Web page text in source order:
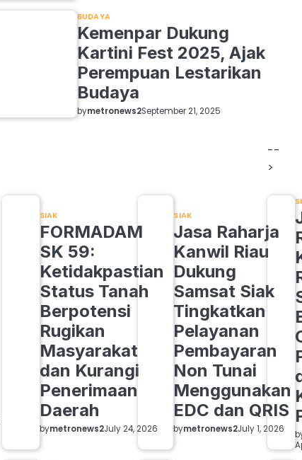
BUDAYA
Kemenpar Dukung
Kartini Fest 2025, Ajak
Perempuan Lestarikan
Budaya
bymetronews2September 21, 2025
SIAK
FORMADAM
SK 59:
Ketidakpastian
Status Tanah
Berpotensi
Rugikan
Masyarakat
dan Kurangi
Penerimaan
Daerah
bymetronews2July 24, 2026
SIAK
Jasa Raharja
Kanwil Riau
Dukung
Samsat Siak
Tingkatkan
Pelayanan
Pembayaran
Non Tunai
Menggunakan
EDC dan QRIS
bymetronews2July 1, 2026
--
>